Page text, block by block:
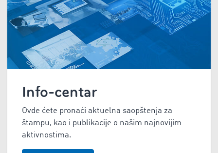
Info-centar
Ovde ćete pronaći aktuelna saopštenja za
štampu, kao i publikacije o našim najnovijim
aktivnostima.